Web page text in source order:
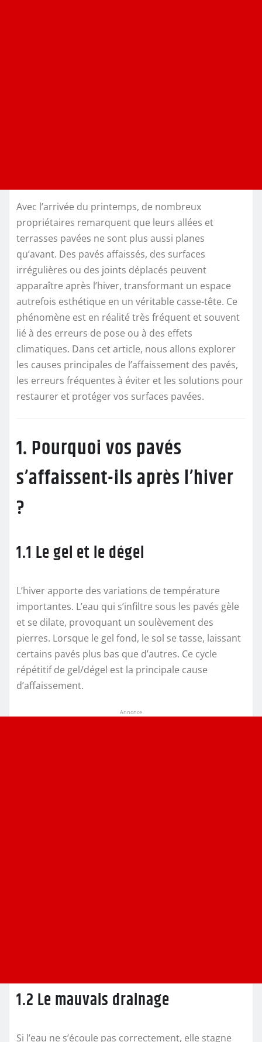
Avec l’arrivée du printemps, de nombreux
propriétaires remarquent que leurs allées et
terrasses pavées ne sont plus aussi planes
qu’avant. Des pavés affaissés, des surfaces
irrégulières ou des joints déplacés peuvent
apparaître après l’hiver, transformant un espace
autrefois esthétique en un véritable casse-tête. Ce
phénomène est en réalité très fréquent et souvent
lié à des erreurs de pose ou à des effets
climatiques. Dans cet article, nous allons explorer
les causes principales de l’affaissement des pavés,
les erreurs fréquentes à éviter et les solutions pour
restaurer et protéger vos surfaces pavées.
1. Pourquoi vos pavés
s’affaissent-ils après l’hiver
?
1.1 Le gel et le dégel
L’hiver apporte des variations de température
importantes. L’eau qui s’infiltre sous les pavés gèle
et se dilate, provoquant un soulèvement des
pierres. Lorsque le gel fond, le sol se tasse, laissant
certains pavés plus bas que d’autres. Ce cycle
répétitif de gel/dégel est la principale cause
d’affaissement.
Annonce
1.2 Le mauvais drainage
Si l’eau ne s’écoule pas correctement, elle stagne